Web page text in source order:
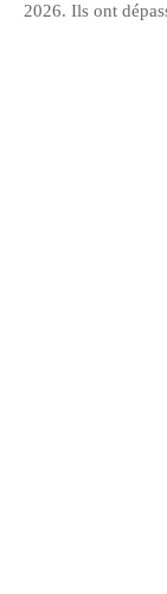
2026. Ils ont